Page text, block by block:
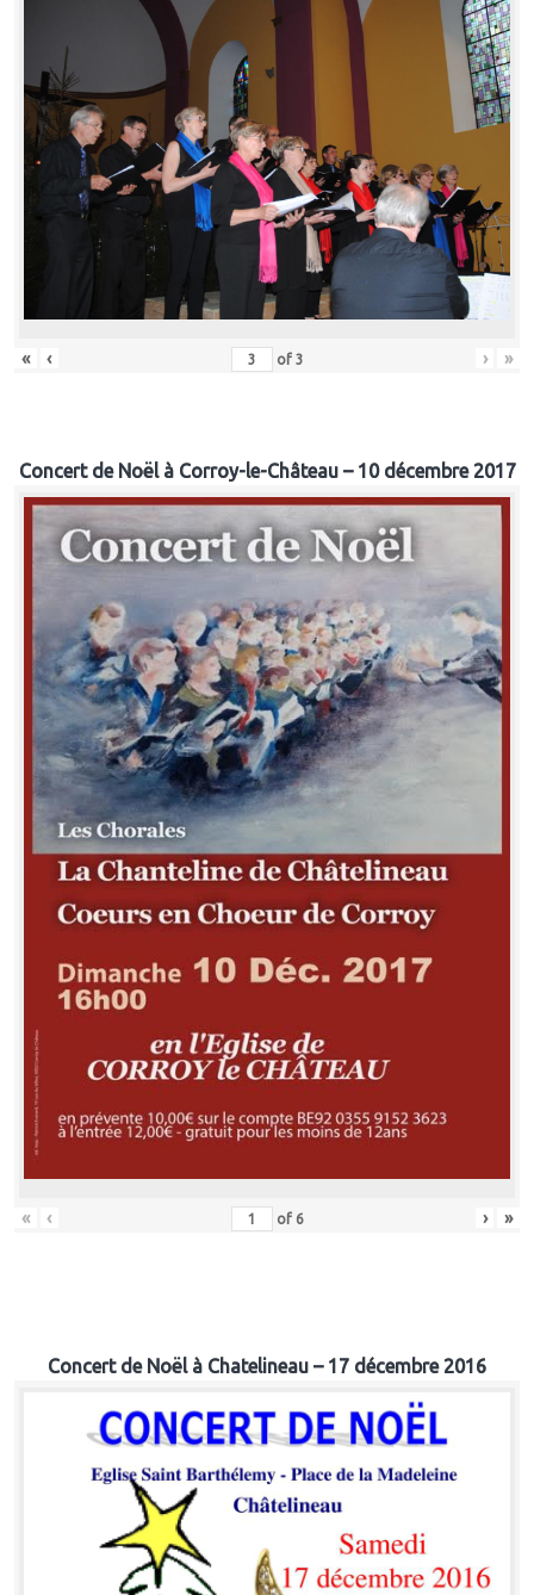
« ‹ of 3 › »
Concert de Noël à Corroy-le-Château – 10 décembre 2017
« ‹ of 6 › »
Concert de Noël à Chatelineau – 17 décembre 2016